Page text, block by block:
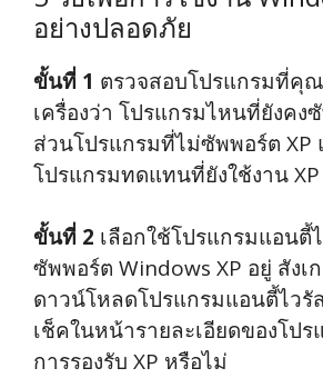
อย่างปลอดภัย
ขั้นที่ 1 ตรวจสอบโปรแกรมที่คุ
เครื่องว่า โปรแกรมไหนที่ยังคง
ส่วนโปรแกรมที่ไม่ซัพพอร์ต XP
โปรแกรมทดแทนที่ยังใช้งาน
ขั้นที่ 2 เลือกใช้โปรแกรมแอนตี้
ซัพพอร์ต Windows XP อยู่ สังเ
ดาวน์โหลดโปรแกรมแอนตี้ไวรั
เช็คในหน้ารายละเอียดของโป
การรองรับ XP หรือไม่